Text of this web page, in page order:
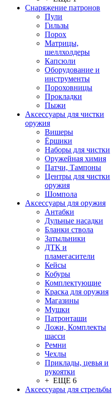
Снаряжение патронов
Пули
Гильзы
Порох
Матрицы,
шеллхолдеры
Капсюли
Оборудование и
инструменты
Пороховницы
Прокладки
Пыжи
Аксессуары для чистки
оружия
Вишеры
Ёршики
Наборы для чистки
Оружейная химия
Патчи, Тампоны
Центры для чистки
оружия
Шомпола
Аксессуары для оружия
Антабки
Дульные насадки
Бланки ствола
Затыльники
ДТК и
пламегасители
Кейсы
Кобуры
Комплектующие
Краска для оружия
Магазины
Мушки
Патронташи
Ложи, Комплекты
шасси
Ремни
Чехлы
Приклады, цевья и
рукоятки
+ ЕЩЕ 6
Аксессуары для стрельбы